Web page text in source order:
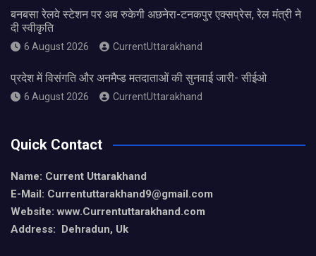
बनबसा रेलवे स्टेशन पर अब रुकेगी अछनेरा-टनकपुर एक्सप्रेस, रेल मंत्री ने
दी स्वीकृति
6 August 2026 CurrentUttarakhand
प्रदेश में विसंगति और अनमैप्ड मतदाताओं की सुनवाई जारी- सीईओ
6 August 2026 CurrentUttarakhand
Quick Contact
Name: Current Uttarakhand
E-Mail: Currentuttarakhand9@gmail.com
Website: www.Currentuttarakhand.com
Address: Dehradun, Uk